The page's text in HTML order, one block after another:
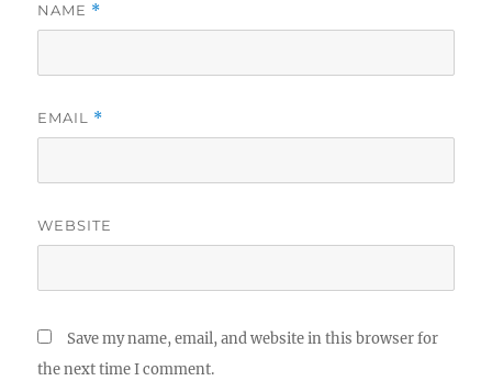
NAME *
EMAIL *
WEBSITE
Save my name, email, and website in this browser for
the next time I comment.